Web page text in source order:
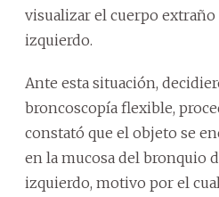
visualizar el cuerpo
izquierdo.
Ante esta situación,
broncoscopía flexible,
constató que el objeto se
en la mucosa del bronquio
izquierdo, motivo por el